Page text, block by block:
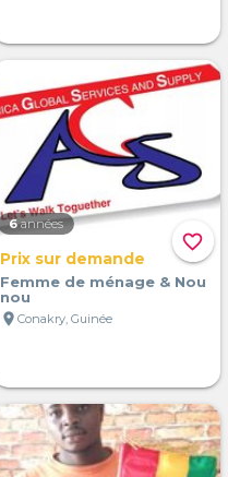
favorite_border
6 années
Prix sur demande
Femme de ménage & Nou
nou
location_on Conakry, Guinée